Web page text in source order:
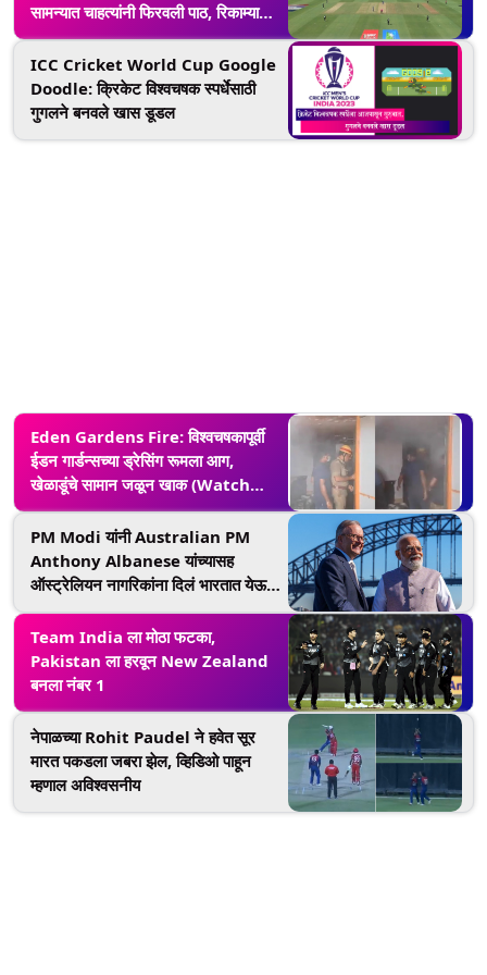
सामन्यात चाहत्यांनी फिरवली पाठ, रिकाम्या
स्टेडियमचे फोटो, व्हिडिओ व्हायरल
ICC Cricket World Cup Google
Doodle: क्रिकेट विश्वचषक स्पर्धेसाठी
गुगलने बनवले खास डूडल
Eden Gardens Fire: विश्वचषकापूर्वी
ईडन गार्डन्सच्या ड्रेसिंग रूमला आग,
खेळाडूंचे सामान जळून खाक (Watch
Video)
PM Modi यांनी Australian PM
Anthony Albanese यांच्यासह
ऑस्ट्रेलियन नागरिकांना दिलं भारतात येऊन
आमंत्रण! (Watch Video)
Team India ला मोठा फटका,
Pakistan ला हरवून New Zealand
बनला नंबर 1
नेपाळच्या Rohit Paudel ने हवेत सूर
मारत पकडला जबरा झेल, व्हिडिओ पाहून
म्हणाल अविश्वसनीय